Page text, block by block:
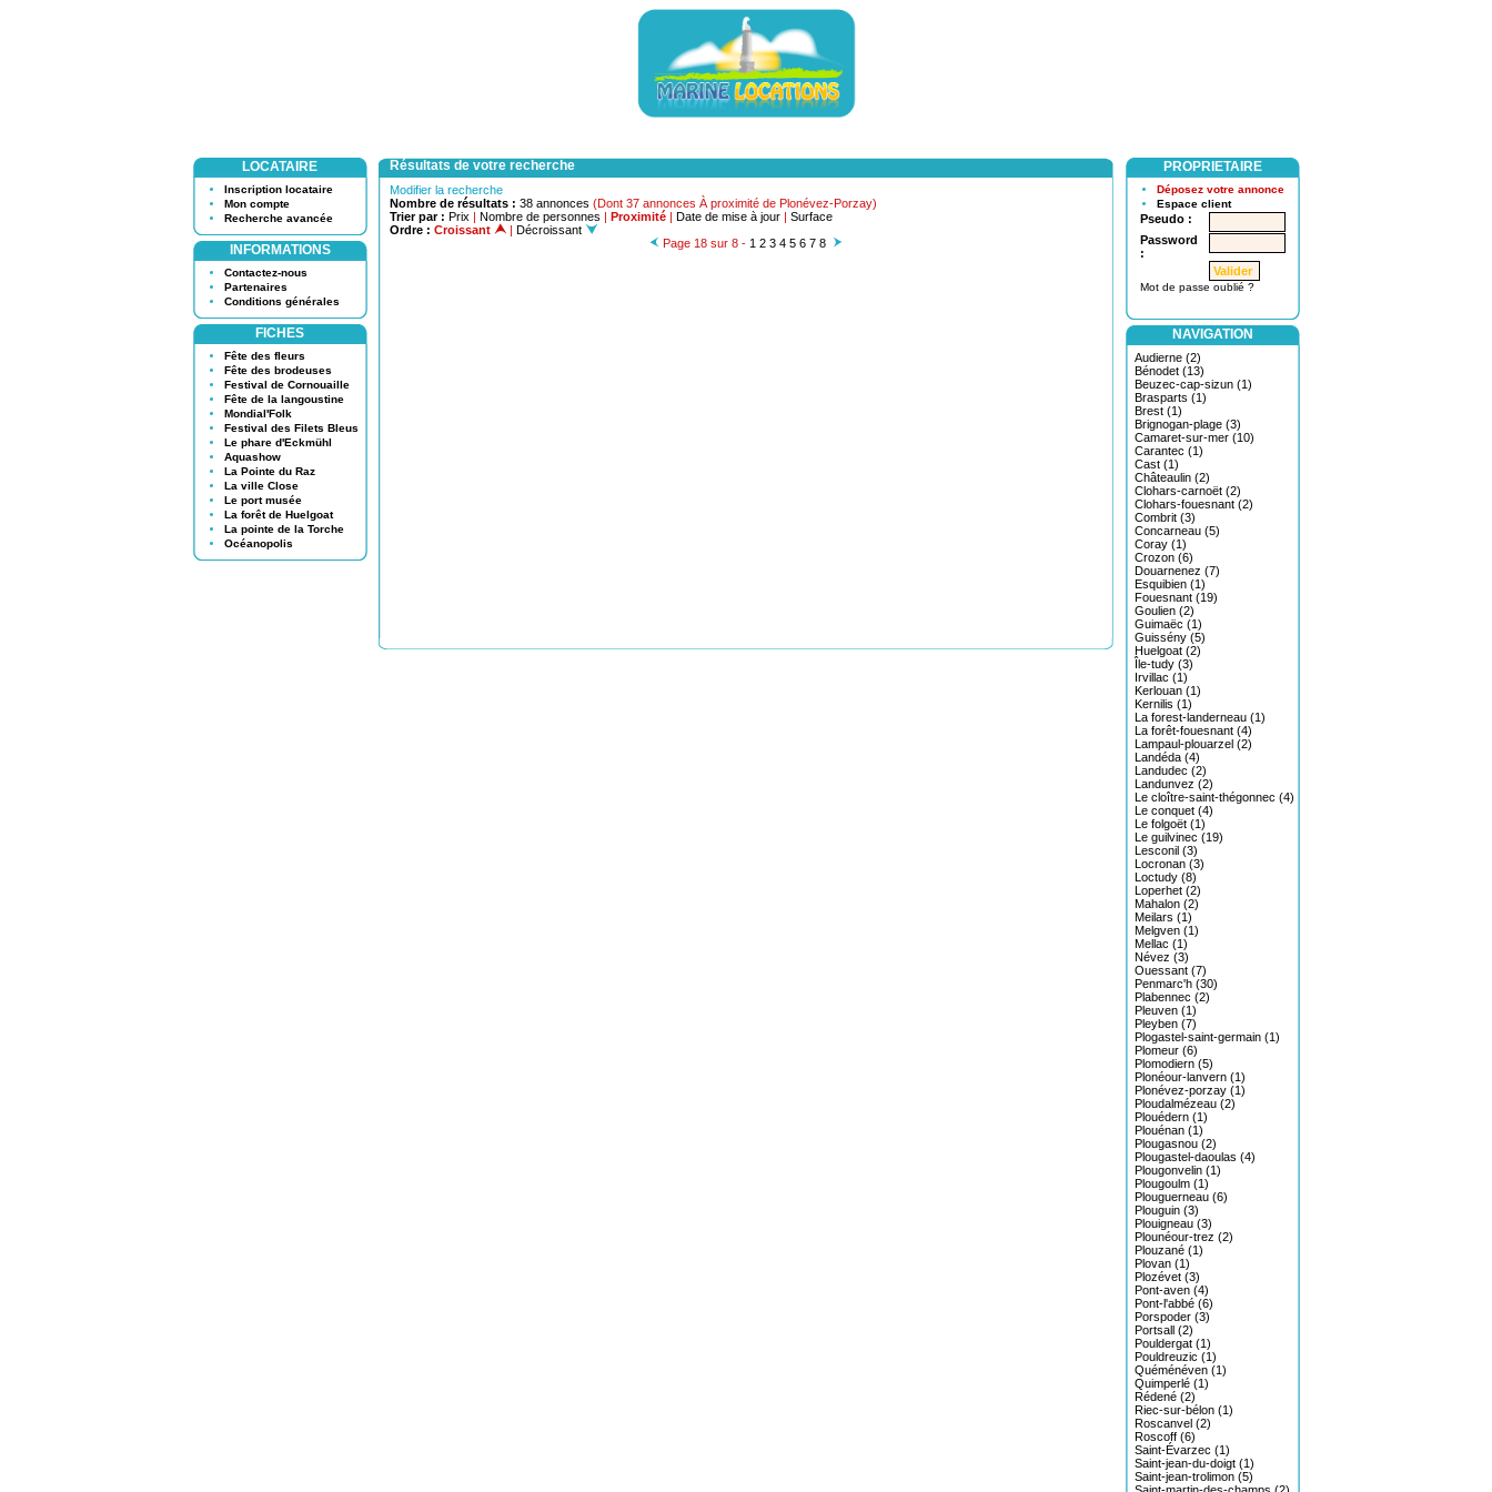
LOCATAIRE
Inscription locataire
Mon compte
Recherche avancée
INFORMATIONS
Contactez-nous
Partenaires
Conditions générales
FICHES
Fête des fleurs
Fête des brodeuses
Festival de Cornouaille
Fête de la langoustine
Mondial'Folk
Festival des Filets Bleus
Le phare d'Eckmühl
Aquashow
La Pointe du Raz
La ville Close
Le port musée
La forêt de Huelgoat
La pointe de la Torche
Océanopolis
Résultats de votre recherche
Modifier la recherche
Nombre de résultats : 38 annonces (Dont 37 annonces À proximité de Plonévez-Porzay)
Trier par : Prix | Nombre de personnes | Proximité | Date de mise à jour | Surface
Ordre : Croissant | Décroissant
Page 18 sur 8 - 1 2 3 4 5 6 7 8
PROPRIETAIRE
Déposez votre annonce
Espace client
Pseudo :
Password
:
Mot de passe oublié ?
NAVIGATION
Audierne (2)
Bénodet (13)
Beuzec-cap-sizun (1)
Brasparts (1)
Brest (1)
Brignogan-plage (3)
Camaret-sur-mer (10)
Carantec (1)
Cast (1)
Châteaulin (2)
Clohars-carnoët (2)
Clohars-fouesnant (2)
Combrit (3)
Concarneau (5)
Coray (1)
Crozon (6)
Douarnenez (7)
Esquibien (1)
Fouesnant (19)
Goulien (2)
Guimaëc (1)
Guissény (5)
Huelgoat (2)
Île-tudy (3)
Irvillac (1)
Kerlouan (1)
Kernilis (1)
La forest-landerneau (1)
La forêt-fouesnant (4)
Lampaul-plouarzel (2)
Landéda (4)
Landudec (2)
Landunvez (2)
Le cloître-saint-thégonnec (4)
Le conquet (4)
Le folgoët (1)
Le guilvinec (19)
Lesconil (3)
Locronan (3)
Loctudy (8)
Loperhet (2)
Mahalon (2)
Meilars (1)
Melgven (1)
Mellac (1)
Névez (3)
Ouessant (7)
Penmarc'h (30)
Plabennec (2)
Pleuven (1)
Pleyben (7)
Plogastel-saint-germain (1)
Plomeur (6)
Plomodiern (5)
Plonéour-lanvern (1)
Plonévez-porzay (1)
Ploudalmézeau (2)
Plouédern (1)
Plouénan (1)
Plougasnou (2)
Plougastel-daoulas (4)
Plougonvelin (1)
Plougoulm (1)
Plouguerneau (6)
Plouguin (3)
Plouigneau (3)
Plounéour-trez (2)
Plouzané (1)
Plovan (1)
Plozévet (3)
Pont-aven (4)
Pont-l'abbé (6)
Porspoder (3)
Portsall (2)
Pouldergat (1)
Pouldreuzic (1)
Quéménéven (1)
Quimperlé (1)
Rédené (2)
Riec-sur-bélon (1)
Roscanvel (2)
Roscoff (6)
Saint-Évarzec (1)
Saint-jean-du-doigt (1)
Saint-jean-trolimon (5)